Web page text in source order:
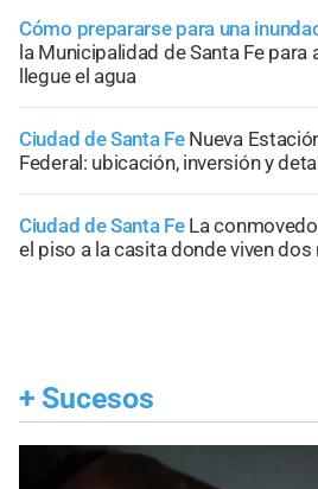
Cómo prepararse para una
la Municipalidad de Santa Fe
llegue el agua
Ciudad de Santa Fe Nueva
Federal: ubicación, inversión y
Ciudad de Santa Fe La
el piso a la casita donde viven
+ Sucesos